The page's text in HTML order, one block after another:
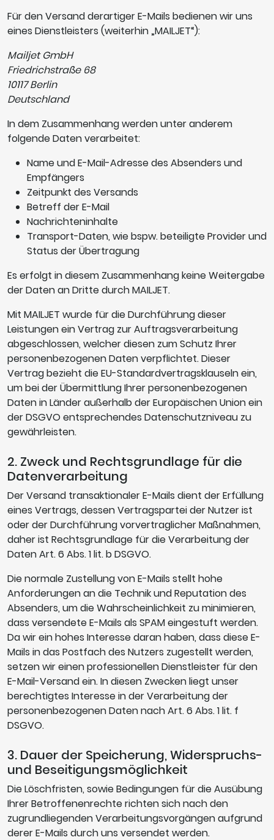
Für den Versand derartiger E-Mails bedienen wir uns
eines Dienstleisters (weiterhin „MAILJET“):
Mailjet GmbH
Friedrichstraße 68
10117 Berlin
Deutschland
In dem Zusammenhang werden unter anderem
folgende Daten verarbeitet:
Name und E-Mail-Adresse des Absenders und
Empfängers
Zeitpunkt des Versands
Betreff der E-Mail
Nachrichteninhalte
Transport-Daten, wie bspw. beteiligte Provider und
Status der Übertragung
Es erfolgt in diesem Zusammenhang keine Weitergabe
der Daten an Dritte durch MAILJET.
Mit MAILJET wurde für die Durchführung dieser
Leistungen ein Vertrag zur Auftragsverarbeitung
abgeschlossen, welcher diesen zum Schutz Ihrer
personenbezogenen Daten verpflichtet. Dieser
Vertrag bezieht die EU-Standardvertragsklauseln ein,
um bei der Übermittlung Ihrer personenbezogenen
Daten in Länder außerhalb der Europäischen Union ein
der DSGVO entsprechendes Datenschutzniveau zu
gewährleisten.
2. Zweck und Rechtsgrundlage für die
Datenverarbeitung
Der Versand transaktionaler E-Mails dient der Erfüllung
eines Vertrags, dessen Vertragspartei der Nutzer ist
oder der Durchführung vorvertraglicher Maßnahmen,
daher ist Rechtsgrundlage für die Verarbeitung der
Daten Art. 6 Abs. 1 lit. b DSGVO.
Die normale Zustellung von E-Mails stellt hohe
Anforderungen an die Technik und Reputation des
Absenders, um die Wahrscheinlichkeit zu minimieren,
dass versendete E-Mails als SPAM eingestuft werden.
Da wir ein hohes Interesse daran haben, dass diese E-
Mails in das Postfach des Nutzers zugestellt werden,
setzen wir einen professionellen Dienstleister für den
E-Mail-Versand ein. In diesen Zwecken liegt unser
berechtigtes Interesse in der Verarbeitung der
personenbezogenen Daten nach Art. 6 Abs. 1 lit. f
DSGVO.
3. Dauer der Speicherung, Widerspruchs-
und Beseitigungsmöglichkeit
Die Löschfristen, sowie Bedingungen für die Ausübung
Ihrer Betroffenenrechte richten sich nach den
zugrundliegenden Verarbeitungsvorgängen aufgrund
derer E-Mails durch uns versendet werden.